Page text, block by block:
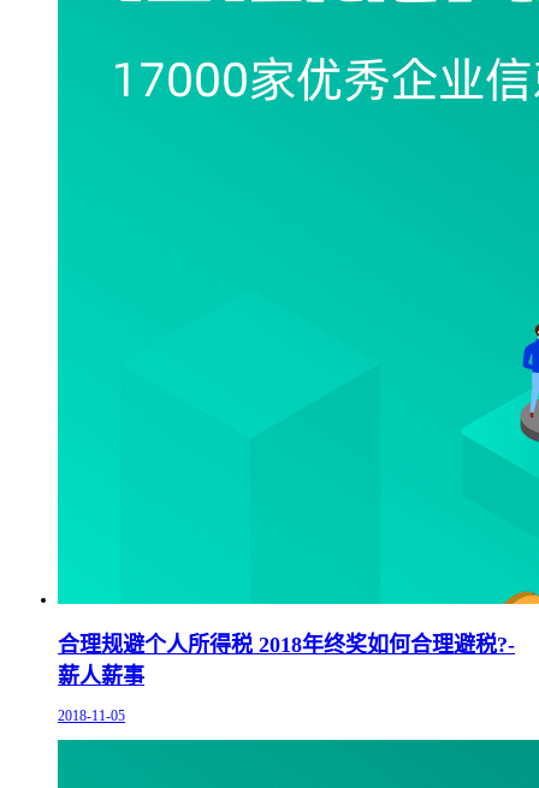
合理规避个人所得税 2018年终奖如何合理避税?-
薪人薪事
2018-11-05